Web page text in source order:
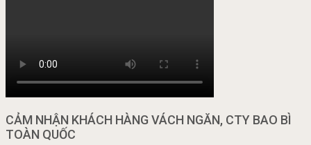
CẢM NHẬN KHÁCH HÀNG VÁCH NGĂN, CTY BAO BÌ
TOÀN QUỐC